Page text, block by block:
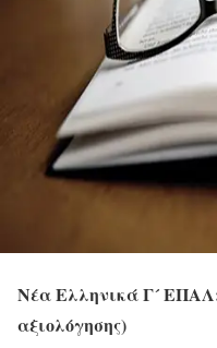
Νέα Ελληνικά Γ´
αξιολόγησης)